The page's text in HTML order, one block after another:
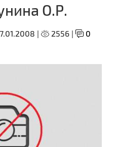
О.Р.
| 2556 | 0